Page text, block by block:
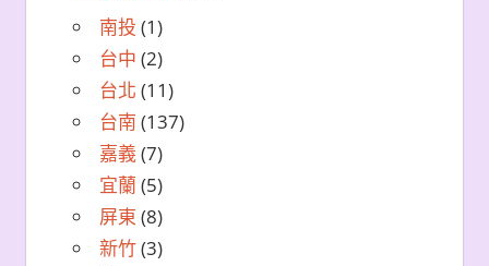
南投 (1)
台中 (2)
台北 (11)
台南 (137)
嘉義(7)
宜蘭 (5)
屏東 (8)
新竹(3)